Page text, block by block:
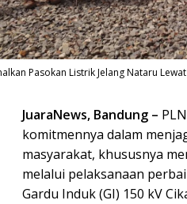
Pasokan Listrik Jelang Nataru
JuaraNews, Bandung –
komitmennya dalam
masyarakat, khususnya
melalui pelaksanaan
Gardu Induk (GI) 150 kV